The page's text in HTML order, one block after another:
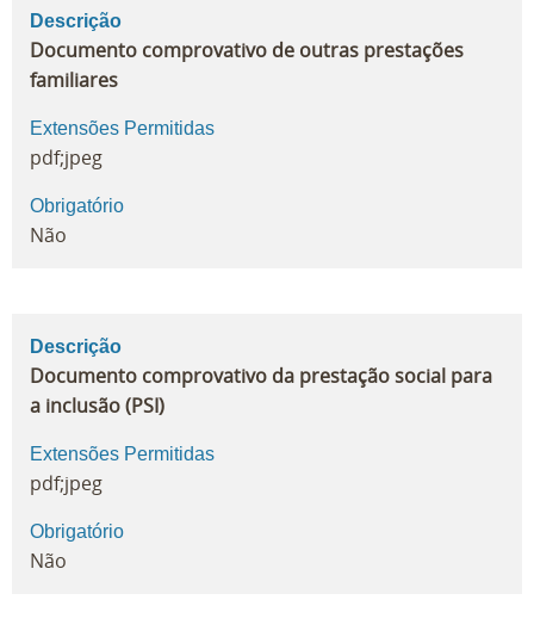
Descrição
Documento comprovativo de outras prestações
familiares
Extensões Permitidas
pdf;jpeg
Obrigatório
Não
Descrição
Documento comprovativo da prestação social para
a inclusão (PSI)
Extensões Permitidas
pdf;jpeg
Obrigatório
Não